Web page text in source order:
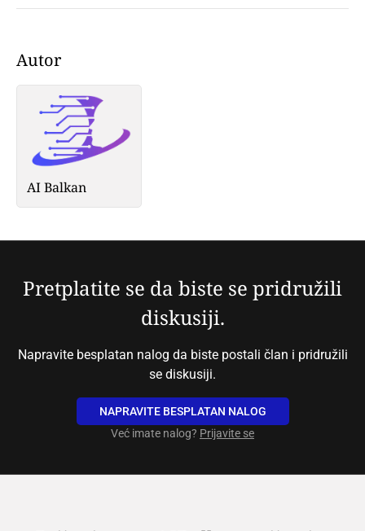
Autor
AI Balkan
Pretplatite se da biste se pridružili
diskusiji.
Napravite besplatan nalog da biste postali član i pridružili
se diskusiji.
NAPRAVITE BESPLATAN NALOG
Već imate nalog? Prijavite se